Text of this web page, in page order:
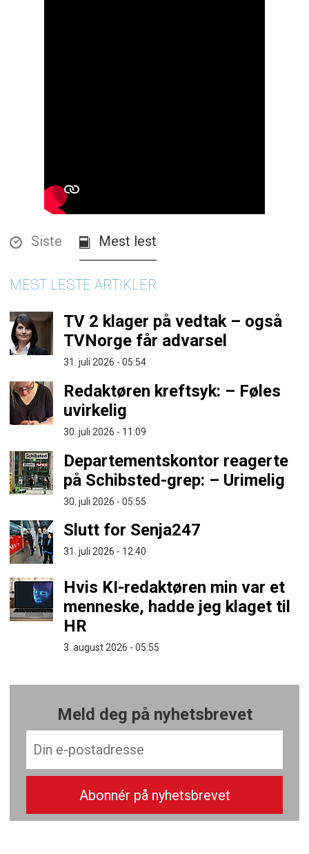
Siste Mest lest
MEST LESTE ARTIKLER
TV 2 klager på vedtak – også
TVNorge får advarsel
31. juli 2026 - 05:54
Redaktøren kreftsyk: – Føles
uvirkelig
30. juli 2026 - 11:09
Departementskontor reagerte
på Schibsted-grep: – Urimelig
30. juli 2026 - 05:55
Slutt for Senja247
31. juli 2026 - 12:40
Hvis KI-redaktøren min var et
menneske, hadde jeg klaget til
HR
3. august 2026 - 05:55
Meld deg på nyhetsbrevet